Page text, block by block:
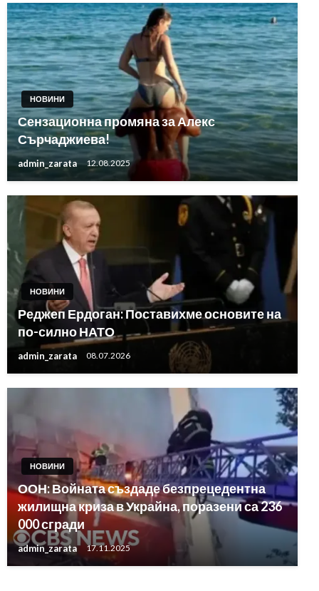
НОВИНИ
Сензационна промяна за Алекс
Сърчаджиева!
admin_zarata 12.08.2025
НОВИНИ
Реджеп Ердоган: Поставихме основите на
по-силно НАТО
admin_zarata 08.07.2026
НОВИНИ
ООН: Войната създаде безпрецедентна
жилищна криза в Украйна, поразени са 236
000 сгради
admin_zarata 17.11.2025